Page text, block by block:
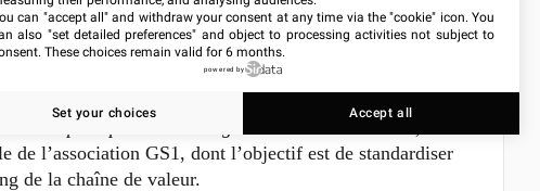
fonctionnalités, donc de nouvelles datas, qu’il va
pour pouvoir échanger toutes ces données
l’association GS1, dont l’objectif est de standardiser
de la chaîne de valeur.
can "accept all" and withdraw your consent at any time via the "cookie" icon. You
also "set detailed preferences" and object to processing activities not subject to
These choices remain valid for 6 months.
powered by
Set your choices Accept all